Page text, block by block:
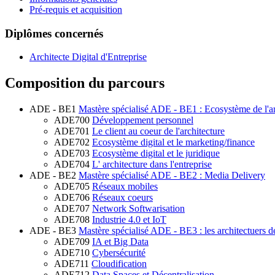
Pré-requis et acquisition
Diplômes concernés
Architecte Digital d'Entreprise
Composition du parcours
ADE - BE1 Mastère spécialisé ADE - BE1 : Ecosystème de
ADE700 Développement personnel
ADE701 Le client au coeur de l'architecture
ADE702 Ecosystème digital et le marketing/finance
ADE703 Ecosystème digital et le juridique
ADE704 L' architecture dans l'entreprise
ADE - BE2 Mastère spécialisé ADE - BE2 : Media Delivery
ADE705 Réseaux mobiles
ADE706 Réseaux coeurs
ADE707 Network Softwarisation
ADE708 Industrie 4.0 et IoT
ADE - BE3 Mastère spécialisé ADE - BE3 : les architectuers
ADE709 IA et Big Data
ADE710 Cybersécurité
ADE711 Cloudification